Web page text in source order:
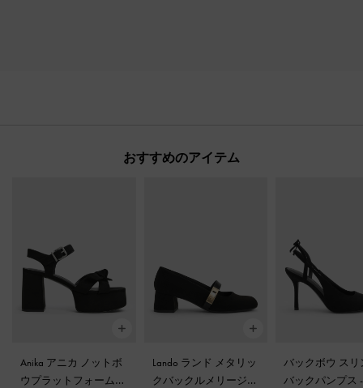
おすすめのアイテム
Anika アニカ ノットボ
ウプラットフォームサ
Lando ランド メタリッ
クバックルメリージェ
バックボウ スリ
バックパンプス